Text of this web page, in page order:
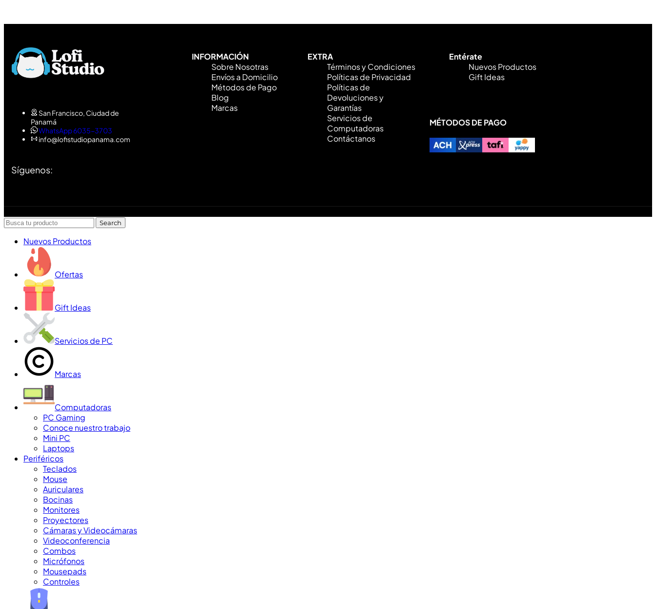
San Francisco, Ciudad de
Panamá
WhatsApp 6035-3703
info@lofistudiopanama.com
Síguenos:
INFORMACIÓN
Sobre Nosotras
Envíos a Domicilio
Métodos de Pago
Blog
Marcas
EXTRA
Términos y Condiciones
Políticas de Privacidad
Políticas de
Devoluciones y
Garantías
Servicios de
Computadoras
Contáctanos
Entérate
Nuevos Productos
Gift Ideas
MÉTODOS DE PAGO
Search
Nuevos Productos
Ofertas
Gift Ideas
Servicios de PC
Marcas
Computadoras
PC Gaming
Conoce nuestro trabajo
Mini PC
Laptops
Periféricos
Teclados
Mouse
Auriculares
Bocinas
Monitores
Proyectores
Cámaras y Videocámaras
Videoconferencia
Combos
Micrófonos
Mousepads
Controles